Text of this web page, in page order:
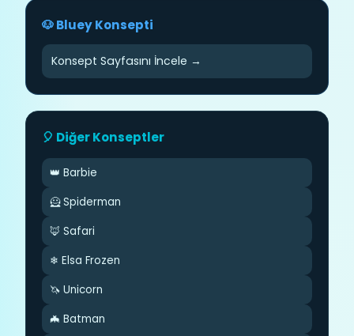
🐶 Bluey Konsepti
Konsept Sayfasını İncele →
🎈 Diğer Konseptler
👑 Barbie
🦸 Spiderman
🦊 Safari
❄ Elsa Frozen
🦄 Unicorn
🦇 Batman